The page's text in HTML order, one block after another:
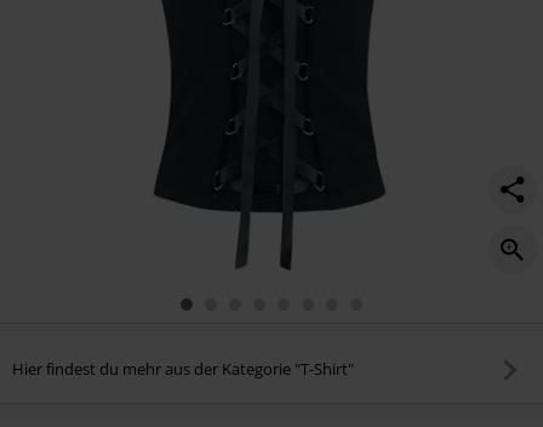
Hier findest du mehr aus der Kategorie "T-Shirt"